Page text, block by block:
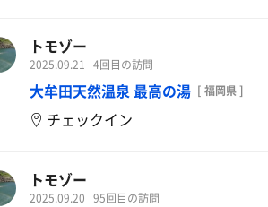
トモゾー
2025.09.21 4回目の訪問
大牟田天然温泉 最高の湯 [ 福岡県 ]
チェックイン
トモゾー
2025.09.20 95回目の訪問